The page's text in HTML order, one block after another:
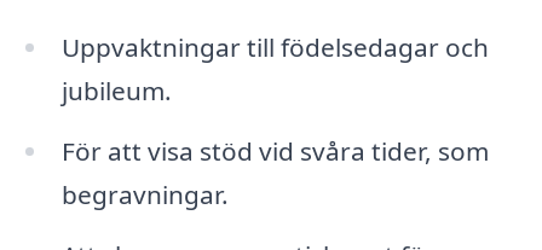
Uppvaktningar till födelsedagar och
jubileum.
För att visa stöd vid svåra tider, som
begravningar.